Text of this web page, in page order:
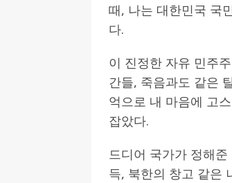
때, 나는 대한민국 국
다.
이 진정한 자유 민주
간들, 죽음과도 같은
억으로 내 마음에 고
잡았다.
드디어 국가가 정해
득, 북한의 창고 같은